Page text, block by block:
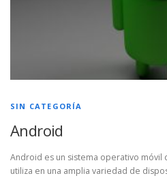
SIN CATEGORÍA
Android
Android es un sistema operativo
utiliza en una amplia variedad de